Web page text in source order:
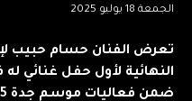
الجمعة 18 يوليو 2025
تعرض الفنان حسام حبيب
النهائية لأول حفل غنائي